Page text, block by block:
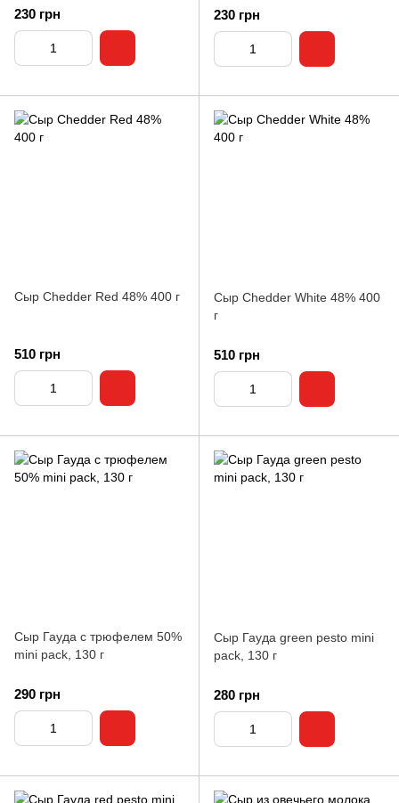
230 грн 230 грн
Сыр Chedder Red 48% 400 г
510 грн
Сыр Chedder White 48% 400
г
510 грн
Сыр Гауда с трюфелем 50%
mini pack, 130 г
290 грн
Сыр Гауда green pesto mini
pack, 130 г
280 грн